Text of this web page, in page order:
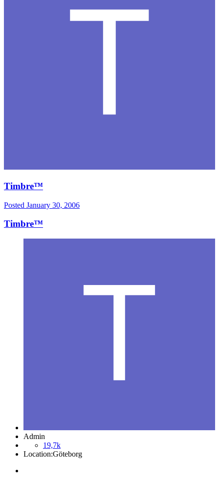
Timbre™
Posted January 30, 2006
Timbre™
Admin
19,7k
Location:Göteborg